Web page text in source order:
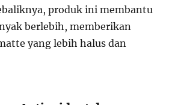
produk ini membantu
berlebih, memberikan
yang lebih halus dan